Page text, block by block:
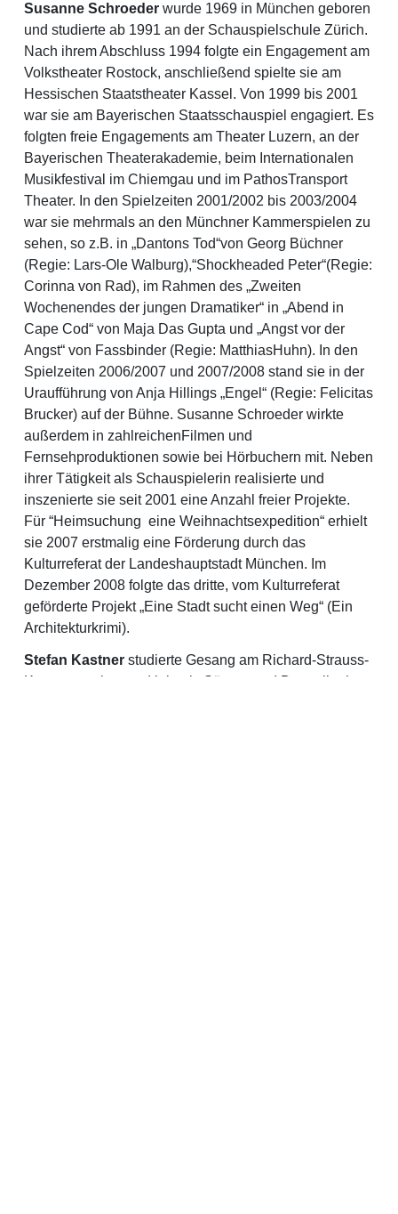
Susanne Schroeder wurde 1969 in München geboren
und studierte ab 1991 an der Schauspielschule Zürich.
Nach ihrem Abschluss 1994 folgte ein Engagement am
Volkstheater Rostock, anschließend spielte sie am
Hessischen Staatstheater Kassel. Von 1999 bis 2001
war sie am Bayerischen Staatsschauspiel engagiert. Es
folgten freie Engagements am Theater Luzern, an der
Bayerischen Theaterakademie, beim Internationalen
Musikfestival im Chiemgau und im PathosTransport
Theater. In den Spielzeiten 2001/2002 bis 2003/2004
war sie mehrmals an den Münchner Kammerspielen zu
sehen, so z.B. in „Dantons Tod“von Georg Büchner
(Regie: Lars-Ole Walburg),“Shockheaded Peter“(Regie:
Corinna von Rad), im Rahmen des „Zweiten
Wochenendes der jungen Dramatiker“ in „Abend in
Cape Cod“ von Maja Das Gupta und „Angst vor der
Angst“ von Fassbinder (Regie: MatthiasHuhn). In den
Spielzeiten 2006/2007 und 2007/2008 stand sie in der
Uraufführung von Anja Hillings „Engel“ (Regie: Felicitas
Brucker) auf der Bühne. Susanne Schroeder wirkte
außerdem in zahlreichenFilmen und
Fernsehproduktionen sowie bei Hörbuchern mit. Neben
ihrer Tätigkeit als Schauspielerin realisierte und
inszenierte sie seit 2001 eine Anzahl freier Projekte.
Für “Heimsuchung ­ eine Weihnachtsexpedition“ erhielt
sie 2007 erstmalig eine Förderung durch das
Kulturreferat der Landeshauptstadt München. Im
Dezember 2008 folgte das dritte, vom Kulturreferat
geförderte Projekt „Eine Stadt sucht einen Weg“ (Ein
Architekturkrimi).
Stefan Kastner studierte Gesang am Richard-Strauss-
Konservatorium und lebt als Sänger und Darsteller in